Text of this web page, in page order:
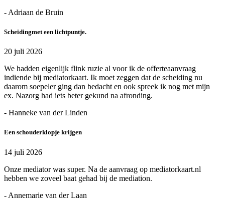
- Adriaan de Bruin
Scheidingmet een lichtpuntje.
20 juli 2026
We hadden eigenlijk flink ruzie al voor ik de offerteaanvraag
indiende bij mediatorkaart. Ik moet zeggen dat de scheiding nu
daarom soepeler ging dan bedacht en ook spreek ik nog met mijn
ex. Nazorg had iets beter gekund na afronding.
- Hanneke van der Linden
Een schouderklopje krijgen
14 juli 2026
Onze mediator was super. Na de aanvraag op mediatorkaart.nl
hebben we zoveel baat gehad bij de mediation.
- Annemarie van der Laan